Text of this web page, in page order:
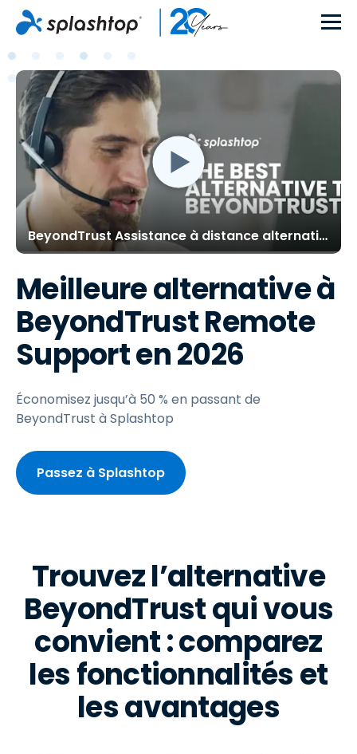
BeyondTrust Assistance à distance alternative - Splashtop
Meilleure alternative à
BeyondTrust Remote
Support en 2026
Économisez jusqu’à 50 % en passant de
BeyondTrust à Splashtop
Passez à Splashtop
Trouvez l’alternative
BeyondTrust qui vous
convient : comparez
les fonctionnalités et
les avantages